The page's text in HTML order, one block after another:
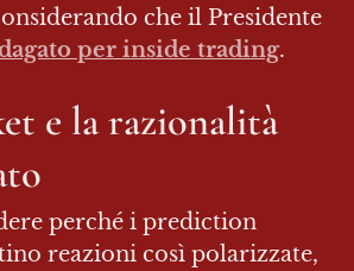
che il Presidente
per inside trading.
e la razionalità
perché i prediction
reazioni così polarizzate,